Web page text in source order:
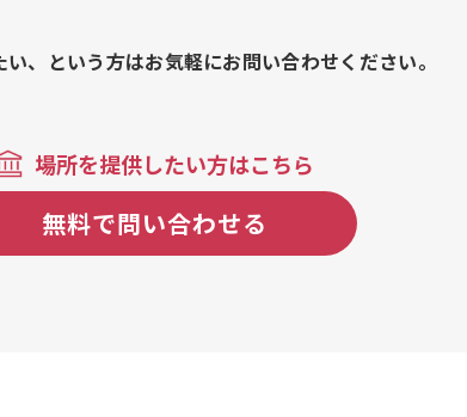
の
も
、という方はお気軽にお問い合わせください。
場所を提供したい方はこちら
無料で問い合わせる